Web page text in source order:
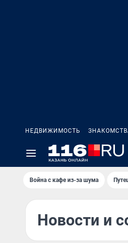
НЕДВИЖИМОСТЬ
Война с кафе из-за шума
Новости и